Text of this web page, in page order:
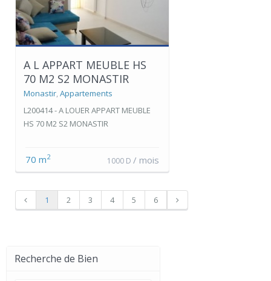
A L APPART MEUBLE HS
70 M2 S2 MONASTIR
Monastir,Appartements
L200414 - A LOUER APPART MEUBLE
HS 70 M2 S2 MONASTIR
70 m2 1000 D / mois
1 2 3 4 5 6
Recherche de Bien